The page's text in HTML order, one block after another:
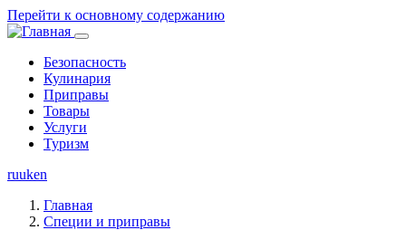
Перейти к основному содержанию
Основная
навигация
Безопасность
Кулинария
Приправы
Товары
Услуги
Туризм
ruuken
Главная
Специи и приправы